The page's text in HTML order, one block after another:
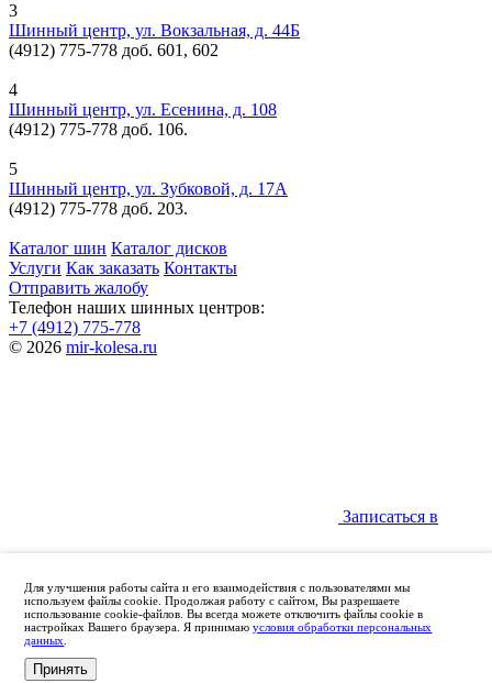
3
Шинный центр, ул. Вокзальная, д. 44Б
(4912) 775-778 доб. 601, 602
4
Шинный центр, ул. Есенина, д. 108
(4912) 775-778 доб. 106.
5
Шинный центр, ул. Зубковой, д. 17А
(4912) 775-778 доб. 203.
Каталог шин Каталог дисков
Услуги Как заказать Контакты
Отправить жалобу
Телефон наших шинных центров:
+7 (4912) 775-778
© 2026 mir-kolesa.ru
Записаться в
Для улучшения работы сайта и его взаимодействия с пользователями мы
используем файлы cookie. Продолжая работу с сайтом, Вы разрешаете
использование cookie-файлов. Вы всегда можете отключить файлы cookie в
настройках Вашего браузера. Я принимаюусловия обработки персональных
данных
Принять